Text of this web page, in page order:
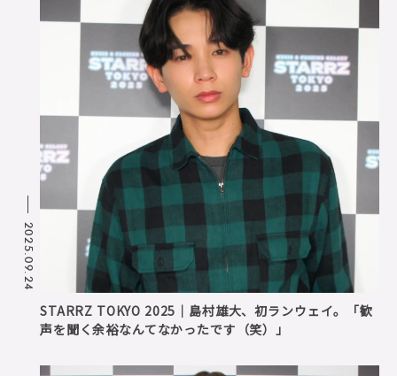
2025.09.24
STARRZ TOKYO 2025｜島村雄大、初ランウェイ。「歓
声を聞く余裕なんてなかったです（笑）」